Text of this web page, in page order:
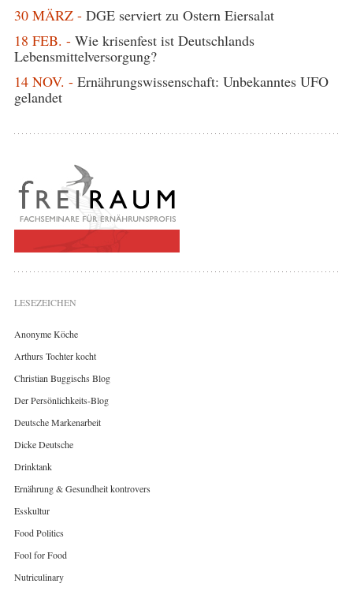
30 MÄRZ - DGE serviert zu Ostern Eiersalat
18 FEB. - Wie krisenfest ist Deutschlands
Lebensmittelversorgung?
14 NOV. - Ernährungswissenschaft: Unbekanntes UFO
gelandet
LESEZEICHEN
Anonyme Köche
Arthurs Tochter kocht
Christian Buggischs Blog
Der Persönlichkeits-Blog
Deutsche Markenarbeit
Dicke Deutsche
Drinktank
Ernährung & Gesundheit kontrovers
Esskultur
Food Politics
Fool for Food
Nutriculinary